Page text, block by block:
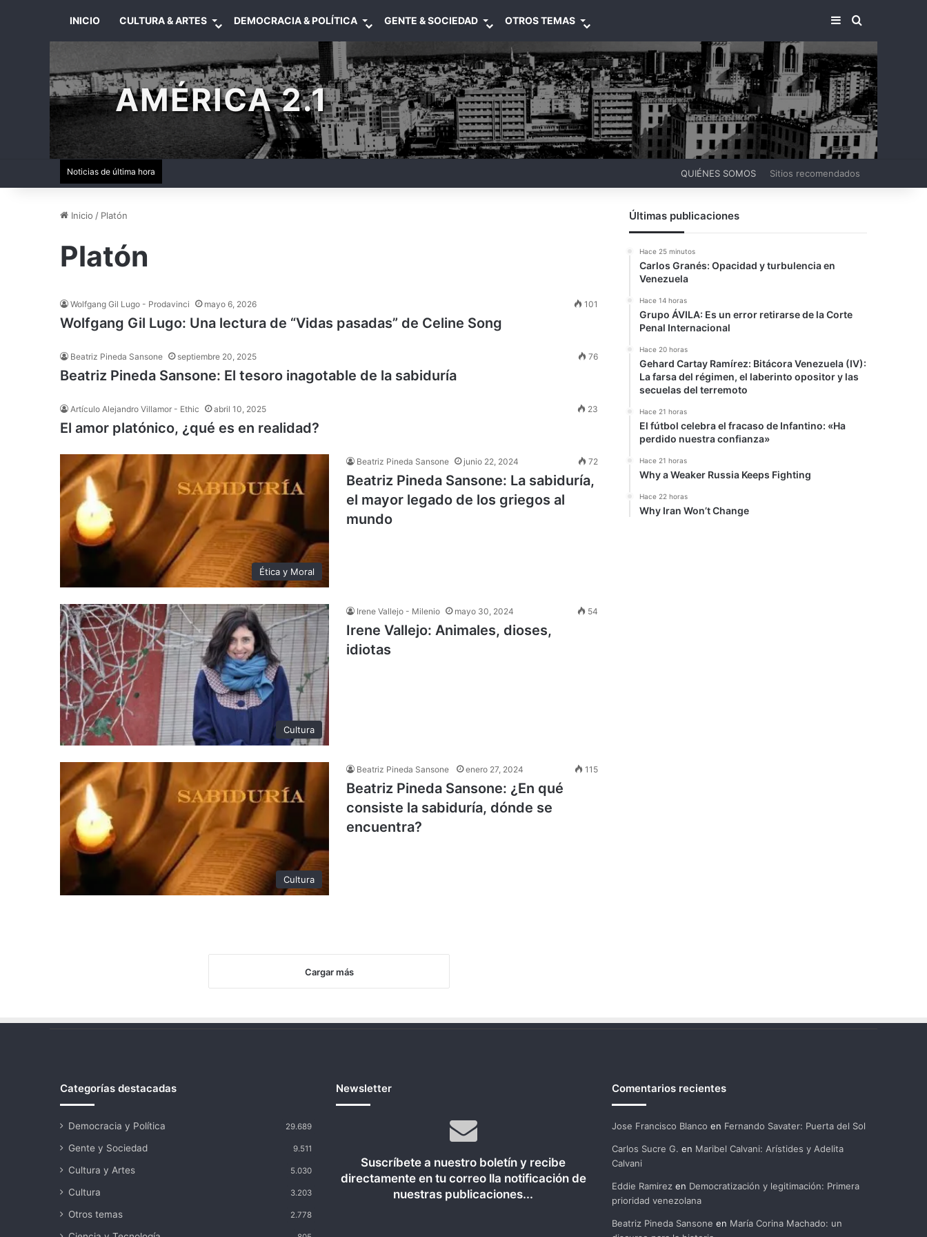
INICIO CULTURA & ARTES DEMOCRACIA & POLÍTICA GENTE & SOCIEDAD OTROS TEMAS BARRA LATERAL
BUSCAR
AMÉRICA 2.1
Noticias de última hora QUIÉNES SOMOS Sitios recomendados
Inicio / Platón
Platón
Wolfgang Gil Lugo - Prodavinci mayo 6, 2026 101
Wolfgang Gil Lugo: Una lectura de “Vidas pasadas” de Celine Song
Beatriz Pineda Sansone septiembre 20, 2025 76
Beatriz Pineda Sansone: El tesoro inagotable de la sabiduría
Artículo Alejandro Villamor - Ethic abril 10, 2025 23
El amor platónico, ¿qué es en realidad?
Ética y Moral
Beatriz Pineda Sansone junio 22, 2024 72
Beatriz Pineda Sansone: La sabiduría,
el mayor legado de los griegos al
mundo
Cultura
Irene Vallejo - Milenio mayo 30, 2024 54
Irene Vallejo: Animales, dioses,
idiotas
Cultura
Beatriz Pineda Sansone enero 27, 2024 115
Beatriz Pineda Sansone: ¿En qué
consiste la sabiduría, dónde se
encuentra?
Cargar más
Últimas publicaciones
Hace 25 minutos
Carlos Granés: Opacidad y turbulencia en
Venezuela
Hace 14 horas
Grupo ÁVILA: Es un error retirarse de la Corte
Penal Internacional
Hace 20 horas
Gehard Cartay Ramírez: Bitácora Venezuela (IV):
La farsa del régimen, el laberinto opositor y las
secuelas del terremoto
Hace 21 horas
El fútbol celebra el fracaso de Infantino: «Ha
perdido nuestra confianza»
Hace 21 horas
Why a Weaker Russia Keeps Fighting
Hace 22 horas
Why Iran Won’t Change
Categorías destacadas
Democracia y Política 29.689
Gente y Sociedad 9.511
Cultura y Artes 5.030
Cultura 3.203
Otros temas 2.778
Newsletter
Suscríbete a nuestro boletín y recibe
directamente en tu correo lla notificación de
nuestras publicaciones...
Comentarios recientes
Jose Francisco Blanco en Fernando Savater: Puerta del Sol
Carlos Sucre G. en Maribel Calvani: Arístides y Adelita
Calvani
Eddie Ramirezen Democratización y legitimación: Primera
prioridad venezolana
Beatriz Pineda Sansone en María Corina Machado: un